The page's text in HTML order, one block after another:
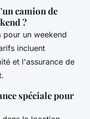
camion de
?
pour un weekend
incluent
et l'assurance de
spéciale pour